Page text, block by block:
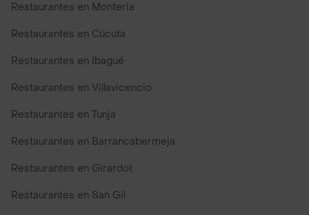
Restaurantes en Monteria
Restaurantes en Cúcuta
Restaurantes en Ibagué
Restaurantes en Villavicencio
Restaurantes en Tunja
Restaurantes en Barrancabermeja
Restaurantes en Girardot
Restaurantes en San Gil